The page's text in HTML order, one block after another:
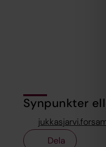
Synpunkter
Dela